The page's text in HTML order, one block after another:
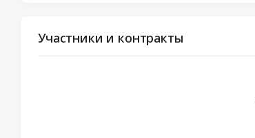
Участники и контракты